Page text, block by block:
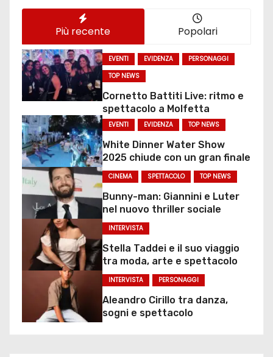
Più recente Popolari
EVENTI EVIDENZA
PERSONAGGI
TOP NEWS
Cornetto Battiti Live: ritmo e
spettacolo a Molfetta
EVENTI EVIDENZA TOP NEWS
White Dinner Water Show
2025 chiude con un gran finale
CINEMA SPETTACOLO TOP NEWS
Bunny-man: Giannini e Luter
nel nuovo thriller sociale
INTERVISTA
Stella Taddei e il suo viaggio
tra moda, arte e spettacolo
INTERVISTA PERSONAGGI
Aleandro Cirillo tra danza,
sogni e spettacolo